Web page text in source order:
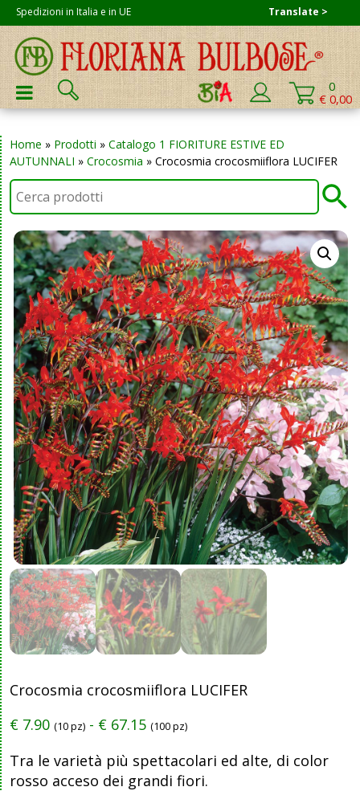
Skip
to
content
Spedizioni in Italia e in UE
Cerca:
0
€ 0,00
PRIMARY MENU
Home » Prodotti » Catalogo 1 FIORITURE ESTIVE ED
AUTUNNALI » Crocosmia » Crocosmia crocosmiiflora LUCIFER
Crocosmia crocosmiiflora LUCIFER
€ 7.90 (10 pz) - € 67.15 (100 pz)
Tra le varietà più spettacolari ed alte, di color
rosso acceso dei grandi fiori.
Translate >